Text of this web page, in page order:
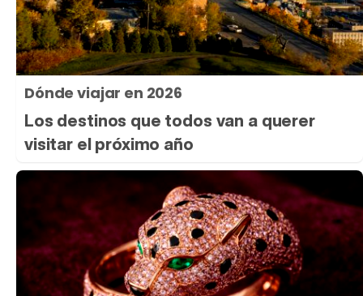
Dónde viajar en 2026
Los destinos que todos van a querer
visitar el próximo año